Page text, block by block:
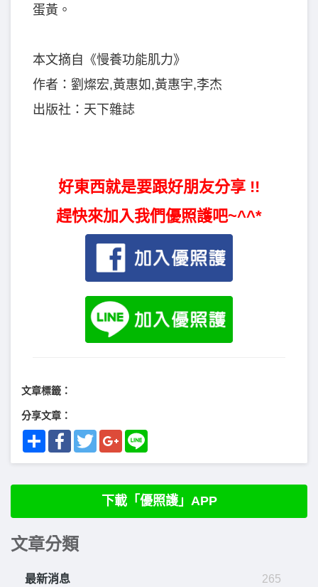
蛋黃。
本文摘自《慢養功能肌力》
作者：劉燦宏,黃惠如,黃惠宇,李杰
出版社：天下雜誌
好東西就是要跟好朋友分享 !!
趕快來加入我們優照護吧~^^*
文章標籤：
分享文章：
Share FacebookTwitterGoogle+
下載「優照護」APP
文章分類
最新消息 265